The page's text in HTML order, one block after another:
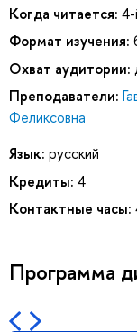
Когда читается: 4-
Формат изучения:
Охват аудитории:
Преподаватели:
Феликсовна
Язык: русский
Кредиты: 4
Контактные часы:
Программа